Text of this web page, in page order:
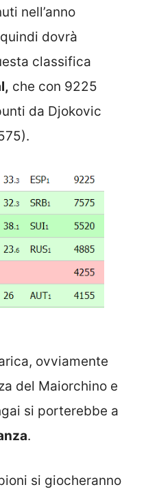
nell’anno
dovrà
classifica
che con 9225
da Djokovic
ovviamente
del Maiorchino e
si porterebbe a
.
si giocheranno